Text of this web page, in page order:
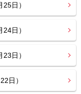
日）
日）
日）
日）